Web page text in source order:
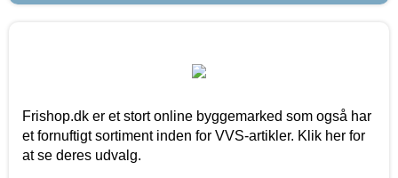
Frishop.dk er et stort online byggemarked som også har
et fornuftigt sortiment inden for VVS-artikler. Klik her for
at se deres udvalg.